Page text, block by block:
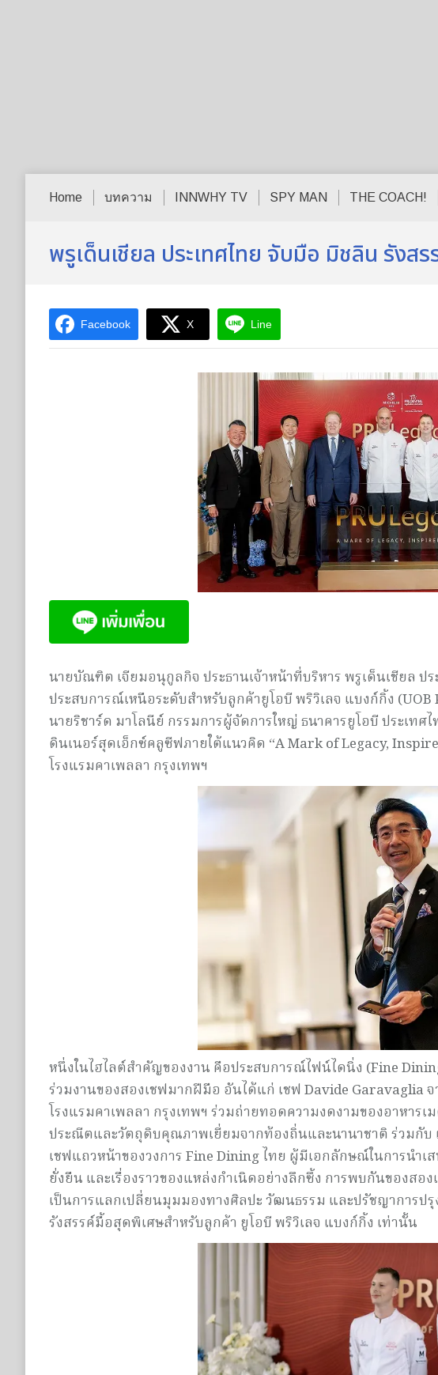
Home บทความ INNWHY TV SPY MAN THE COACH!
พรูเด็นเชียล ประเทศไทย จับมือ มิชลิน รังส
Facebook X Line
นายบัณฑิต เจียมอนุกูลกิจ ประธานเจ้าหน้าที่บริหาร พรูเด็นเชียล ป
ประสบการณ์เหนือระดับสำหรับลูกค้ายูโอบี พริวิเลจ แบงก์กิ้ง
นายริชาร์ด มาโลนีย์ กรรมการผู้จัดการใหญ่ ธนาคารยูโอบี ประเ
ดินเนอร์สุดเอ็กซ์คลูซีฟภายใต้แนวคิด “A Mark of Legacy,
โรงแรมคาเพลลา กรุงเทพฯ
หนึ่งในไฮไลต์สำคัญของงาน คือประสบการณ์ไฟน์ไดนิ่ง (Fine
ร่วมงานของสองเชฟมากฝีมือ อันได้แก่ เชฟ Davide Garavaglia
โรงแรมคาเพลลา กรุงเทพฯ ร่วมถ่ายทอดความงดงามของอาหาร
ประณีตและวัตถุดิบคุณภาพเยี่ยมจากท้องถิ่นและนานาชาติ ร่วมกับ
เชฟแถวหน้าของวงการ Fine Dining ไทย ผู้มีเอกลักษณ์ในการนำ
ยั่งยืน และเรื่องราวของแหล่งกำเนิดอย่างลึกซึ้ง การพบกันของสอ
เป็นการแลกเปลี่ยนมุมมองทางศิลปะ วัฒนธรรม และปรัชญาการป
รังสรรค์มื้อสุดพิเศษสำหรับลูกค้า ยูโอบี พริวิเลจ แบงก์กิ้ง เท่านั้น